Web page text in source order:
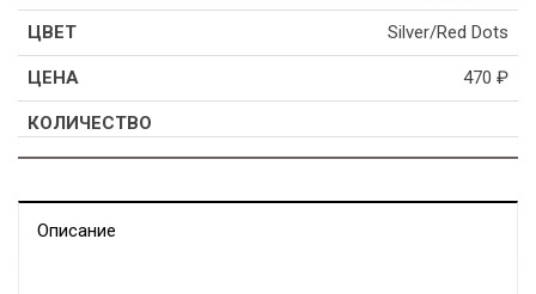
Silver/Red Dots
470 ₽
Описание